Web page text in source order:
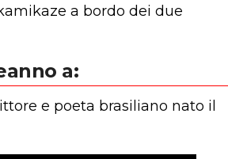
a bordo dei due
a:
e poeta brasiliano nato il